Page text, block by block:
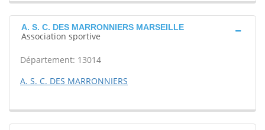
A. S. C. DES MARRONNIERS MARSEILLE
Association sportive
Département: 13014
A. S. C. DES MARRONNIERS